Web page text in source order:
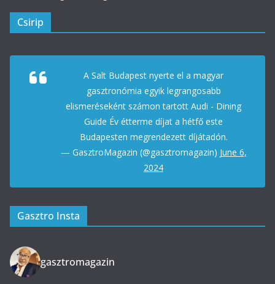
Csirip
A Salt Budapest nyerte el a magyar
gasztronómia egyik legrangosabb
elismeréseként számon tartott Audi - Dining
Guide Év étterme díjat a hétfő este
Budapesten megrendezett díjátadón.
— GasztroMagazin (@gasztromagazin) June 6,
2024
Gasztro Insta
gasztromagazin